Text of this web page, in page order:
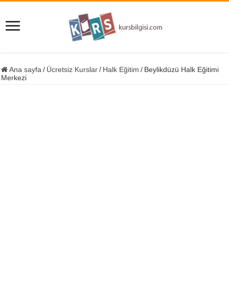
Ana sayfa / Ücretsiz Kurslar / Halk Eğitim / Beylikdüzü Halk Eğitimi
Merkezi